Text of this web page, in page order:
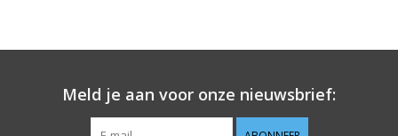
Meld je aan voor onze nieuwsbrief: